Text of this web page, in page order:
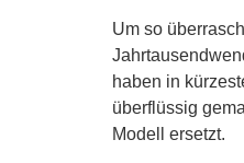
Um so
haben in
überflüssig
Modell ersetzt.